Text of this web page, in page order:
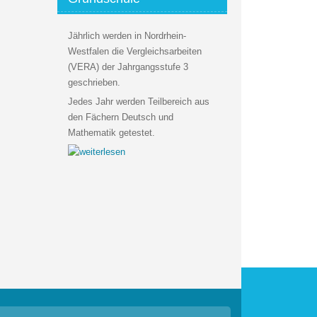
Jährlich werden in Nordrhein-
Westfalen die Vergleichsarbeiten
(VERA) der Jahrgangsstufe 3
geschrieben.
Jedes Jahr werden Teilbereich aus
den Fächern Deutsch und
Mathematik getestet.